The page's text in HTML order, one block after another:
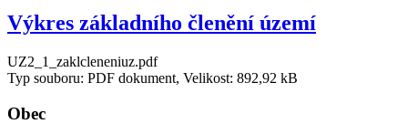
Výkres základního členění území
UZ2_1_zaklcleneniuz.pdf
Typ souboru: PDF dokument, Velikost: 892,92 kB
Obec